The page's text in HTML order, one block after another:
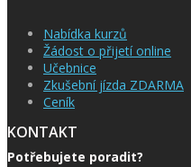
Nabídka kurzů
Žádost o přijetí online
Učebnice
Zkušební jízda ZDARMA
Ceník
KONTAKT
Potřebujete poradit?